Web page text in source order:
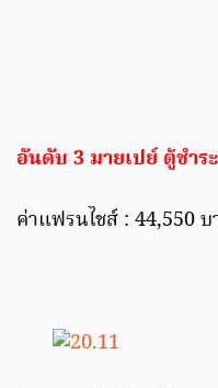
อันดับ 3 มายเปย์ ตู้ชำร
ค่าแฟรนไชส์ : 44,550